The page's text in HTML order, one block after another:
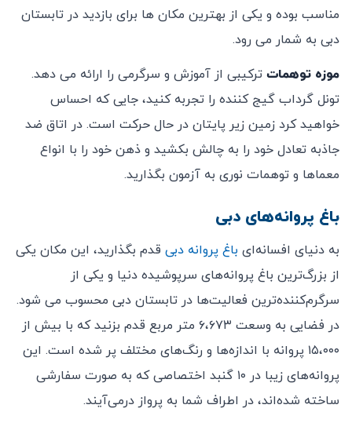
مناسب بوده و یکی از بهترین مکان ها برای بازدید در تابستان
دبی به شمار می رود.
موزه توهمات ترکیبی از آموزش و سرگرمی را ارائه می دهد.
تونل گرداب گیج کننده را تجربه کنید، جایی که احساس
خواهید کرد زمین زیر پایتان در حال حرکت است. در اتاق ضد
جاذبه تعادل خود را به چالش بکشید و ذهن خود را با انواع
معماها و توهمات نوری به آزمون بگذارید.
باغ پروانه‌های دبی
به دنیای افسانه‌ای باغ پروانه‌ دبی قدم بگذارید، این مکان یکی
از بزرگ‌ترین باغ پروانه‌های سرپوشیده دنیا و یکی از
سرگرم‌کننده‌ترین فعالیت‌ها در تابستان دبی محسوب می شود.
در فضایی به وسعت ۶،۶۷۳ متر مربع قدم بزنید که با بیش از
۱۵،۰۰۰ پروانه با اندازه‌ها و رنگ‌های مختلف پر شده است. این
پروانه‌های زیبا در ۱۰ گنبد اختصاصی که به صورت سفارشی
ساخته شده‌اند، در اطراف شما به پرواز درمی‌آیند.